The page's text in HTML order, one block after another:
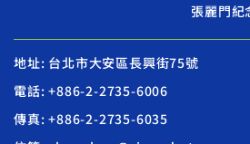
張麗門紀
地址: 台北市大安區長興街75號
電話: +886-2-2735-6006
傳真: +886-2-2735-6035